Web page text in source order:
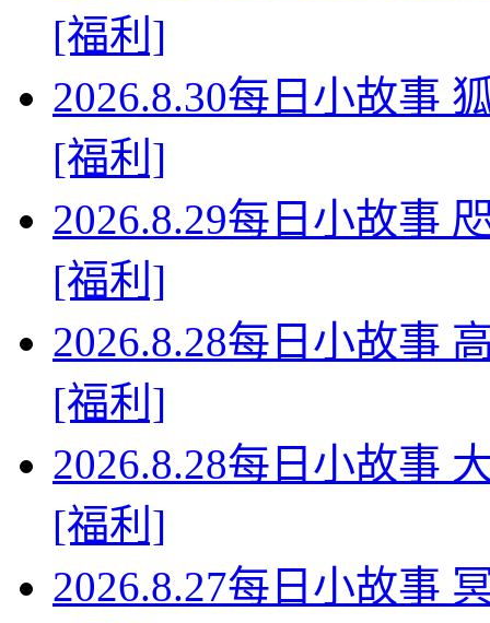
[福利]
2026.8.30每日小故事
[福利]
2026.8.29每日小故事
[福利]
2026.8.28每日小故事
[福利]
2026.8.28每日小故事
[福利]
2026.8.27每日小故事